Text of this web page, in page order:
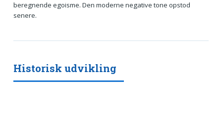
beregnende egoisme. Den moderne negative tone opstod
senere.
Historisk udvikling